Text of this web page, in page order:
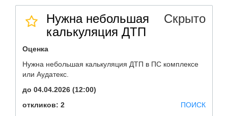
Нужна небольшая
калькуляция ДТП
Скрыто
Оценка
Нужна небольшая калькуляция ДТП в ПС комплексе
или Аудатекс.
до 04.04.2026 (12:00)
откликов: 2
ПОИСК